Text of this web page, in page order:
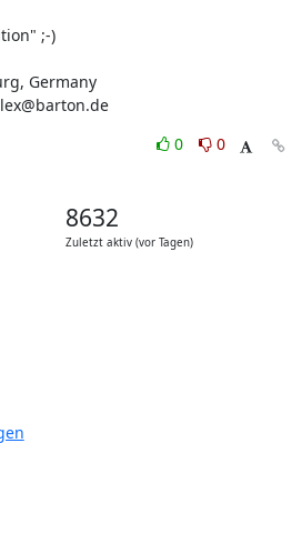
;-)
Alexander Barton, Freiburg, Germany
0
0
8632
Zuletzt aktiv (vor Tagen)